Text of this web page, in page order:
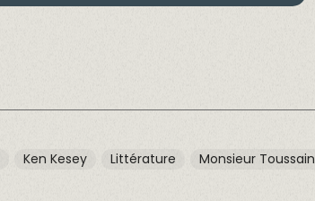
Ken Kesey Littérature Monsieur